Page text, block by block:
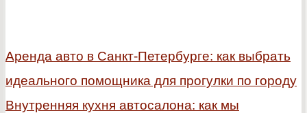
Аренда авто в Санкт-Петербурге: как выбрать
идеального помощника для прогулки по городу
Внутренняя кухня автосалона: как мы